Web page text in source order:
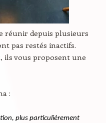
réunir depuis plusieurs
pas restés inactifs.
ils vous proposent une
:
plus particulièrement